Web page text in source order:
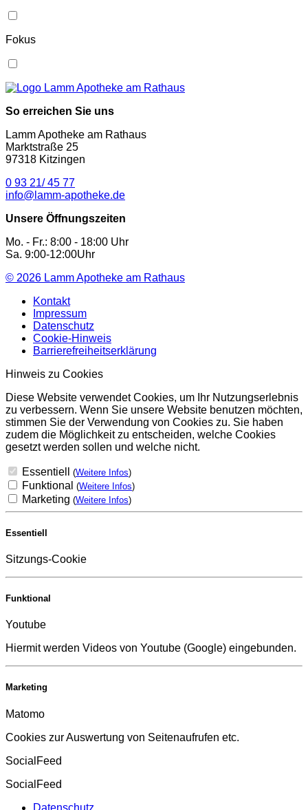
Fokus
So erreichen Sie uns
Lamm Apotheke am Rathaus
Marktstraße 25
97318 Kitzingen
0 93 21/ 45 77
info@lamm-apotheke.de
Unsere Öffnungszeiten
Mo. - Fr.: 8:00 - 18:00 Uhr
Sa. 9:00-12:00Uhr
© 2026 Lamm Apotheke am Rathaus
Kontakt
Impressum
Datenschutz
Cookie-Hinweis
Barrierefreiheitserklärung
Hinweis zu Cookies
Diese Website verwendet Cookies, um Ihr Nutzungserlebnis
zu verbessern. Wenn Sie unsere Website benutzen möchten,
stimmen Sie der Verwendung von Cookies zu. Sie haben
zudem die Möglichkeit zu entscheiden, welche Cookies
gesetzt werden sollen und welche nicht.
Essentiell (Weitere Infos)
Funktional (Weitere Infos)
Marketing (Weitere Infos)
Essentiell
Sitzungs-Cookie
Funktional
Youtube
Hiermit werden Videos von Youtube (Google) eingebunden.
Marketing
Matomo
Cookies zur Auswertung von Seitenaufrufen etc.
SocialFeed
SocialFeed
Datenschutz